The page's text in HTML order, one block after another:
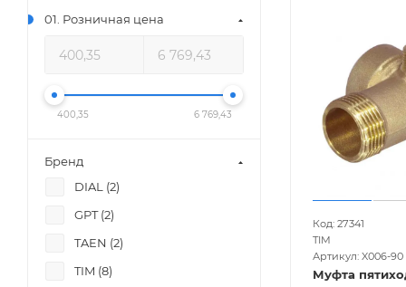
Код: 27341
TIM
Артикул: X006-90
Муфта
01. Розничная цена
400,35 6 769,43
Бренд
DIAL (2)
GPT (2)
TAEN (2)
TIM (8)